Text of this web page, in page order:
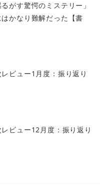
がす驚愕のミステリー」
かなり難解だった【書
レビュー1月度：振り返り
レビュー12月度：振り返り